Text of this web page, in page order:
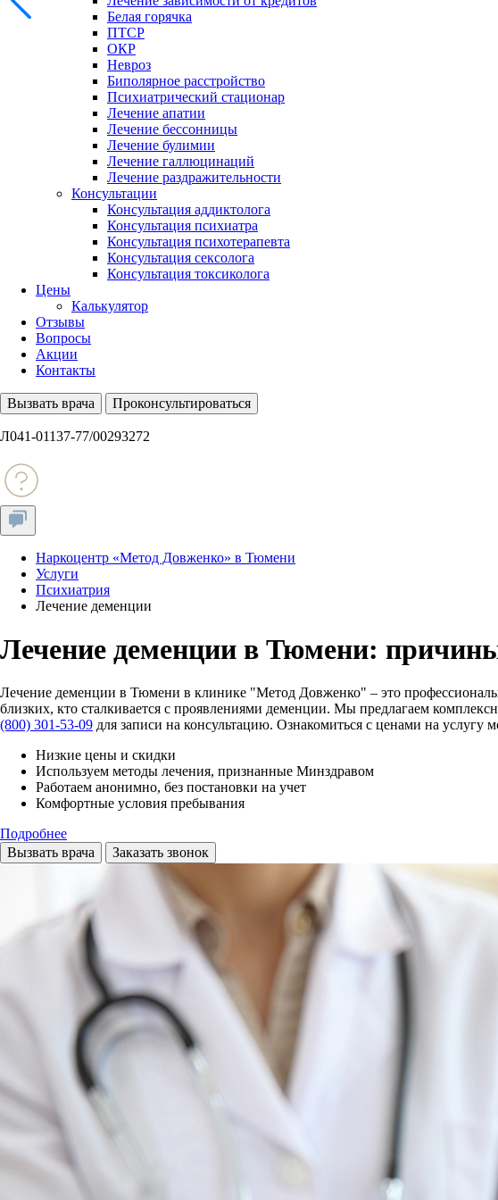
Белая горячка
ПТСР
ОКР
Невроз
Биполярное расстройство
Психиатрический стационар
Лечение апатии
Лечение бессонницы
Лечение булимии
Лечение галлюцинаций
Лечение раздражительности
Консультации
Консультация аддиктолога
Консультация психиатра
Консультация психотерапевта
Консультация сексолога
Консультация токсиколога
Цены
Калькулятор
Отзывы
Вопросы
Акции
Контакты
Вызвать врача Проконсультироваться
Л041-01137-77/00293272
Наркоцентр «Метод Довженко» в Тюмени
Услуги
Психиатрия
Лечение деменции
Лечение деменции в Тюмени:
Лечение деменции в Тюмени в клинике "Метод Довженко" – это
близких, кто сталкивается с проявлениями деменции. Мы предлагаем
(800) 301-53-09 для записи на консультацию. Ознакомиться с ценами на услугу
Низкие цены и скидки
Используем методы лечения, признанные Минздравом
Работаем анонимно, без постановки на учет
Комфортные условия пребывания
Подробнее
Вызвать врача
Заказать звонок